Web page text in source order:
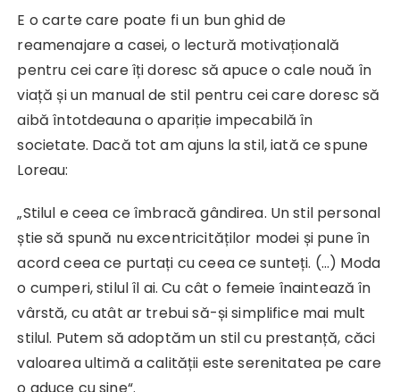
E o carte care poate fi un bun ghid de
reamenajare a casei, o lectură motivațională
pentru cei care îți doresc să apuce o cale nouă în
viață și un manual de stil pentru cei care doresc să
aibă întotdeauna o apariție impecabilă în
societate. Dacă tot am ajuns la stil, iată ce spune
Loreau:
„Stilul e ceea ce îmbracă gândirea. Un stil personal
știe să spună nu excentricităților modei și pune în
acord ceea ce purtați cu ceea ce sunteți. (…) Moda
o cumperi, stilul îl ai. Cu cât o femeie înaintează în
vârstă, cu atât ar trebui să-și simplifice mai mult
stilul. Putem să adoptăm un stil cu prestanță, căci
valoarea ultimă a calității este serenitatea pe care
o aduce cu sine“.